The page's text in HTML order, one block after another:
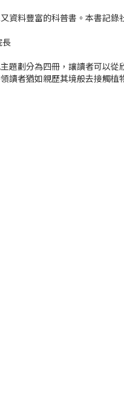
資料豐富的科普書。本書記
長
題劃分為四冊，讓讀者可以
讀者猶如親歷其境般去接觸植